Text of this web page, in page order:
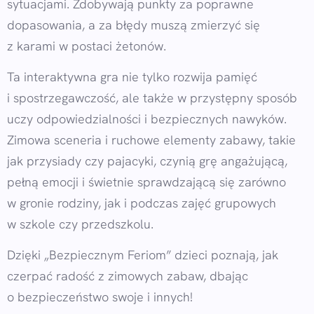
sytuacjami. Zdobywają punkty za poprawne
dopasowania, a za błędy muszą zmierzyć się
z karami w postaci żetonów.
Ta interaktywna gra nie tylko rozwija pamięć
i spostrzegawczość, ale także w przystępny sposób
uczy odpowiedzialności i bezpiecznych nawyków.
Zimowa sceneria i ruchowe elementy zabawy, takie
jak przysiady czy pajacyki, czynią grę angażującą,
pełną emocji i świetnie sprawdzającą się zarówno
w gronie rodziny, jak i podczas zajęć grupowych
w szkole czy przedszkolu.
Dzięki „Bezpiecznym Feriom” dzieci poznają, jak
czerpać radość z zimowych zabaw, dbając
o bezpieczeństwo swoje i innych!